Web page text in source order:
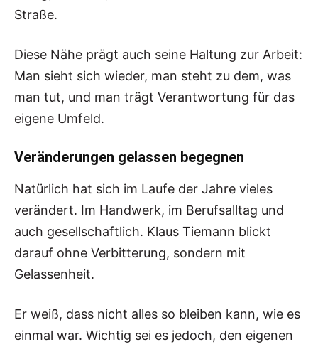
Straße.
Diese Nähe prägt auch seine Haltung zur Arbeit:
Man sieht sich wieder, man steht zu dem, was
man tut, und man trägt Verantwortung für das
eigene Umfeld.
Veränderungen gelassen begegnen
Natürlich hat sich im Laufe der Jahre vieles
verändert. Im Handwerk, im Berufsalltag und
auch gesellschaftlich. Klaus Tiemann blickt
darauf ohne Verbitterung, sondern mit
Gelassenheit.
Er weiß, dass nicht alles so bleiben kann, wie es
einmal war. Wichtig sei es jedoch, den eigenen